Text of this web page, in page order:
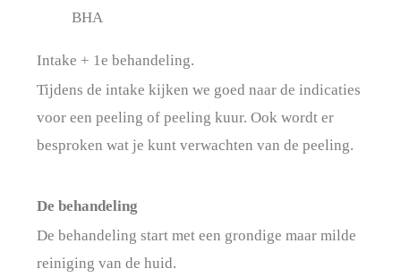
BHA
Intake + 1e behandeling.
Tijdens de intake kijken we goed naar de indicaties
voor een peeling of peeling kuur. Ook wordt er
besproken wat je kunt verwachten van de peeling.
De behandeling
De behandeling start met een grondige maar milde
reiniging van de huid.